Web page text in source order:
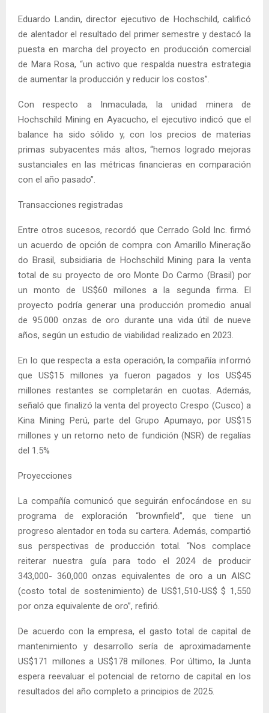
Eduardo Landin, director ejecutivo de Hochschild, calificó
de alentador el resultado del primer semestre y destacó la
puesta en marcha del proyecto en producción comercial
de Mara Rosa, “un activo que respalda nuestra estrategia
de aumentar la producción y reducir los costos”.
Con respecto a Inmaculada, la unidad minera de
Hochschild Mining en Ayacucho, el ejecutivo indicó que el
balance ha sido sólido y, con los precios de materias
primas subyacentes más altos, “hemos logrado mejoras
sustanciales en las métricas financieras en comparación
con el año pasado”.
Transacciones registradas
Entre otros sucesos, recordó que Cerrado Gold Inc. firmó
un acuerdo de opción de compra con Amarillo Mineração
do Brasil, subsidiaria de Hochschild Mining para la venta
total de su proyecto de oro Monte Do Carmo (Brasil) por
un monto de US$60 millones a la segunda firma. El
proyecto podría generar una producción promedio anual
de 95.000 onzas de oro durante una vida útil de nueve
años, según un estudio de viabilidad realizado en 2023.
En lo que respecta a esta operación, la compañía informó
que US$15 millones ya fueron pagados y los US$45
millones restantes se completarán en cuotas. Además,
señaló que finalizó la venta del proyecto Crespo (Cusco) a
Kina Mining Perú, parte del Grupo Apumayo, por US$15
millones y un retorno neto de fundición (NSR) de regalías
del 1.5%
Proyecciones
La compañía comunicó que seguirán enfocándose en su
programa de exploración “brownfield”, que tiene un
progreso alentador en toda su cartera. Además, compartió
sus perspectivas de producción total. “Nos complace
reiterar nuestra guía para todo el 2024 de producir
343,000- 360,000 onzas equivalentes de oro a un AISC
(costo total de sostenimiento) de US$1,510-US$ $ 1,550
por onza equivalente de oro”, refirió.
De acuerdo con la empresa, el gasto total de capital de
mantenimiento y desarrollo sería de aproximadamente
US$171 millones a US$178 millones. Por último, la Junta
espera reevaluar el potencial de retorno de capital en los
resultados del año completo a principios de 2025.